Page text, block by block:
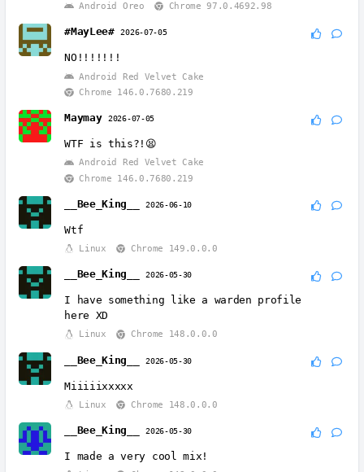
Android Oreo Chrome 97.0.4692.98
#MayLee# 2026-07-05
NO!!!!!!!
Android Red Velvet Cake
Chrome 146.0.7680.219
Maymay 2026-07-05
WTF is this?!😫
Android Red Velvet Cake
Chrome 146.0.7680.219
__Bee_King__ 2026-06-10
Wtf
Linux Chrome 149.0.0.0
__Bee_King__ 2026-05-30
I have something like a warden profile
here XD
Linux Chrome 148.0.0.0
__Bee_King__ 2026-05-30
Miiiiixxxxx
Linux Chrome 148.0.0.0
__Bee_King__ 2026-05-30
I made a very cool mix!